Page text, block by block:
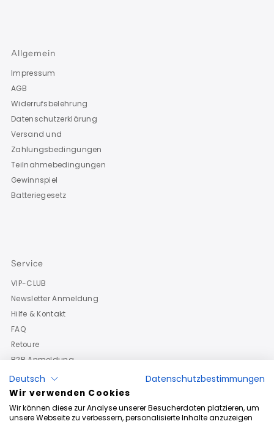
Allgemein
Impressum
AGB
Widerrufsbelehrung
Datenschutzerklärung
Versand und
Zahlungsbedingungen
Teilnahmebedingungen
Gewinnspiel
Batteriegesetz
Service
VIP-CLUB
Newsletter Anmeldung
Hilfe & Kontakt
FAQ
Retoure
B2B Anmeldung
Deutsch
Datenschutzbestimmungen
Wir verwenden Cookies
Wir können diese zur Analyse unserer Besucherdaten platzieren, um
unsere Webseite zu verbessern, personalisierte Inhalte anzuzeigen